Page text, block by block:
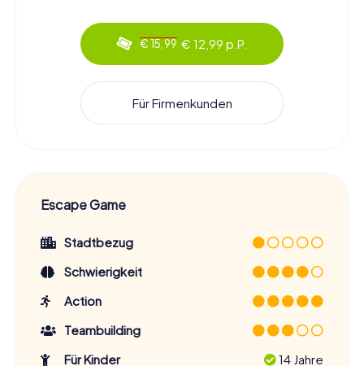
€ 15,99 € 12,99 p.P.
Für Firmenkunden
Escape Game
Stadtbezug
Schwierigkeit
Action
Teambuilding
Für Kinder
14 Jahre